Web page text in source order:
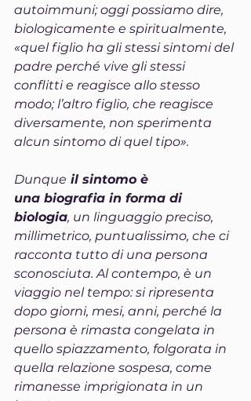
autoimmuni; oggi possiamo dire,
biologicamente e spiritualmente,
«quel figlio ha gli stessi sintomi del
padre perché vive gli stessi
conflitti e reagisce allo stesso
modo; l’altro figlio, che reagisce
diversamente, non sperimenta
alcun sintomo di quel tipo».
Dunque il sintomo è
una biografia in forma di
biologia, un linguaggio preciso,
millimetrico, puntualissimo, che ci
racconta tutto di una persona
sconosciuta. Al contempo, è un
viaggio nel tempo: si ripresenta
dopo giorni, mesi, anni, perché la
persona è rimasta congelata in
quello spiazzamento, folgorata in
quella relazione sospesa, come
rimanesse imprigionata in un